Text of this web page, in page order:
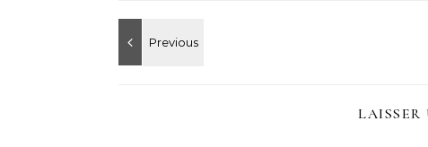
LAISSER